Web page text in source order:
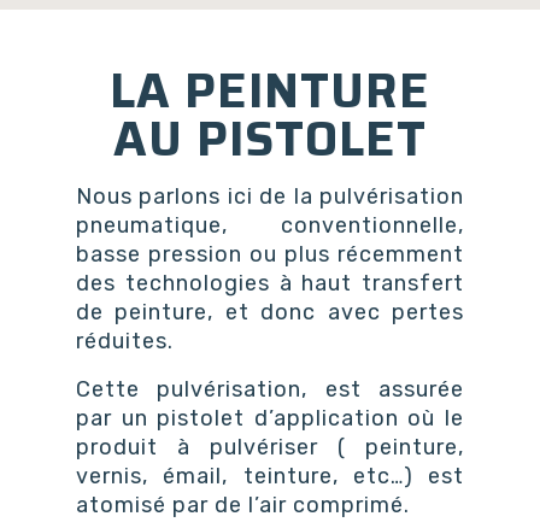
LA PEINTURE
AU PISTOLET
Nous parlons ici de la pulvérisation
pneumatique, conventionnelle,
basse pression ou plus récemment
des technologies à haut transfert
de peinture, et donc avec pertes
réduites.
Cette pulvérisation, est assurée
par un pistolet d’application où le
produit à pulvériser ( peinture,
vernis, émail, teinture, etc…) est
atomisé par de l’air comprimé.